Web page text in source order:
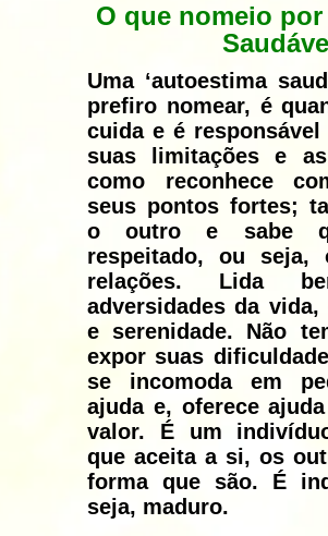
O que nomeio por
Uma ‘autoestima
prefiro nomear, é
cuida e é
suas limitações e
como reconhece
seus pontos fortes;
o outro e sabe
respeitado, ou seja,
relações. Lida
adversidades da vida,
e serenidade. Não
expor suas
se incomoda em
ajuda e, oferece
valor. É um
que aceita a si, os
forma que são. É
seja, maduro.